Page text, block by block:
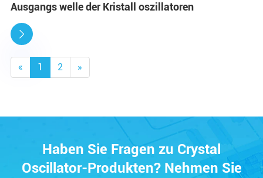
Ausgangs welle der Kristall oszillatoren

« 1 2 »
Haben Sie Fragen zu Crystal
Oscillator-Produkten? Nehmen Sie